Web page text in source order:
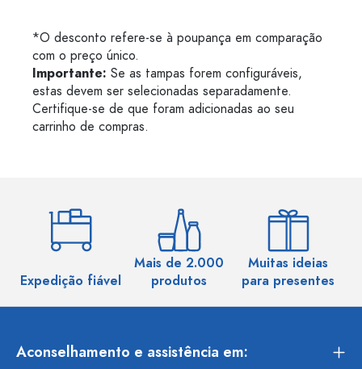
*O desconto refere-se à poupança em comparação
com o preço único.
Importante: Se as tampas forem configuráveis,
estas devem ser selecionadas separadamente.
Certifique-se de que foram adicionadas ao seu
carrinho de compras.
Expedição fiável
Mais de 2.000
produtos
Muitas ideias
para presentes
Aconselhamento e assistência em: